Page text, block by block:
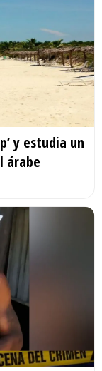
y estudia un
árabe